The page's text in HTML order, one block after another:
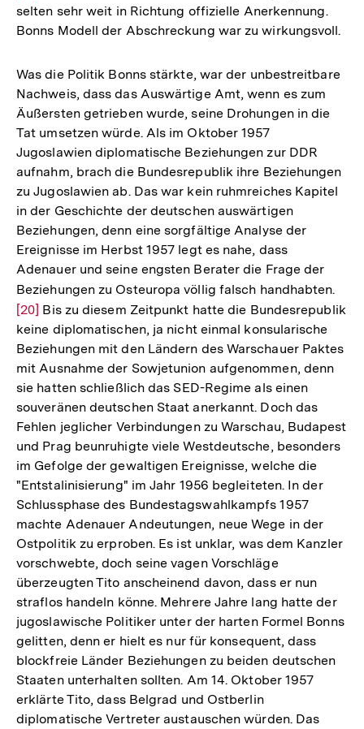
selten sehr weit in Richtung offizielle Anerkennung.
Bonns Modell der Abschreckung war zu wirkungsvoll.
Was die Politik Bonns stärkte, war der unbestreitbare
Nachweis, dass das Auswärtige Amt, wenn es zum
Äußersten getrieben wurde, seine Drohungen in die
Tat umsetzen würde. Als im Oktober 1957
Jugoslawien diplomatische Beziehungen zur DDR
aufnahm, brach die Bundesrepublik ihre Beziehungen
zu Jugoslawien ab. Das war kein ruhmreiches Kapitel
in der Geschichte der deutschen auswärtigen
Beziehungen, denn eine sorgfältige Analyse der
Ereignisse im Herbst 1957 legt es nahe, dass
Adenauer und seine engsten Berater die Frage der
Beziehungen zu Osteuropa völlig falsch handhabten.
[20] Bis zu diesem Zeitpunkt hatte die Bundesrepublik
keine diplomatischen, ja nicht einmal konsularische
Beziehungen mit den Ländern des Warschauer Paktes
mit Ausnahme der Sowjetunion aufgenommen, denn
sie hatten schließlich das SED-Regime als einen
souveränen deutschen Staat anerkannt. Doch das
Fehlen jeglicher Verbindungen zu Warschau, Budapest
und Prag beunruhigte viele Westdeutsche, besonders
im Gefolge der gewaltigen Ereignisse, welche die
"Entstalinisierung" im Jahr 1956 begleiteten. In der
Schlussphase des Bundestagswahlkampfs 1957
machte Adenauer Andeutungen, neue Wege in der
Ostpolitik zu erproben. Es ist unklar, was dem Kanzler
vorschwebte, doch seine vagen Vorschläge
überzeugten Tito anscheinend davon, dass er nun
straflos handeln könne. Mehrere Jahre lang hatte der
jugoslawische Politiker unter der harten Formel Bonns
gelitten, denn er hielt es nur für konsequent, dass
blockfreie Länder Beziehungen zu beiden deutschen
Staaten unterhalten sollten. Am 14. Oktober 1957
erklärte Tito, dass Belgrad und Ostberlin
diplomatische Vertreter austauschen würden. Das